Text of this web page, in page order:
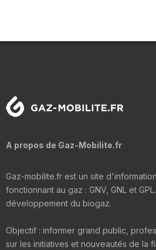
A propos de Gaz-Mobilite.fr
Gaz-mobilite.fr est un site
fonctionnant au gaz : GNV, GNL et
développement du biogaz.
Objectif : informer grand public,
sur les initiatives et nouveautés de la